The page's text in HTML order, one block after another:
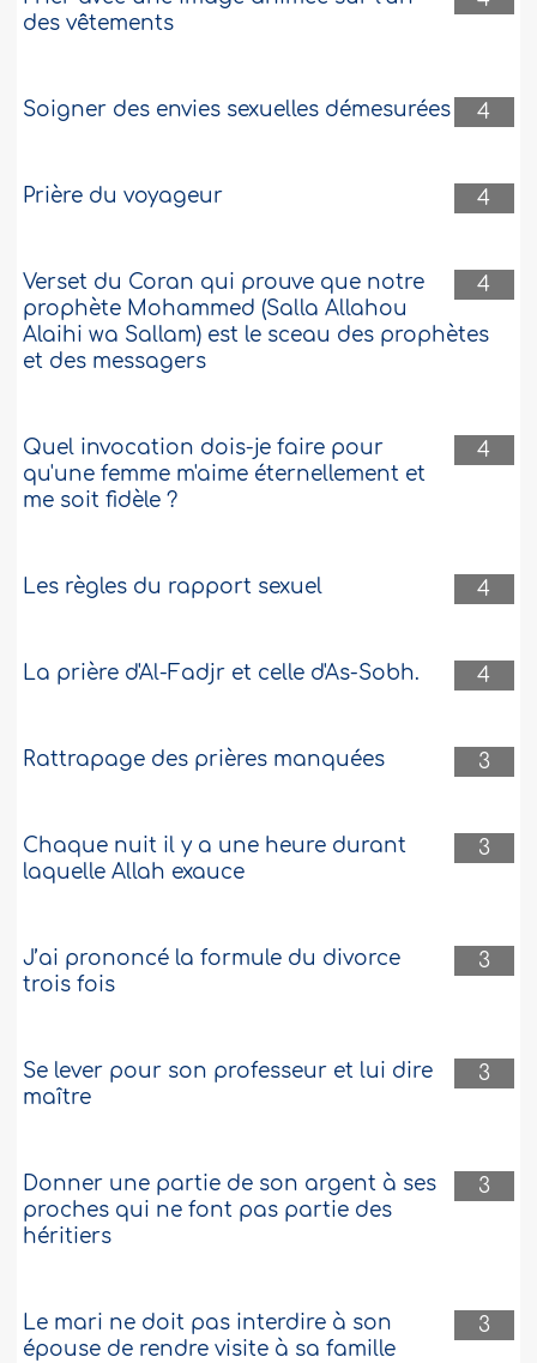
des vêtements
4
Soigner des envies sexuelles démesurées
4
Prière du voyageur
4
Verset du Coran qui prouve que notre
prophète Mohammed (Salla Allahou
Alaihi wa Sallam) est le sceau des prophètes
et des messagers
4
Quel invocation dois-je faire pour
qu'une femme m'aime éternellement et
me soit fidèle ?
4
Les règles du rapport sexuel
4
La prière d'Al-Fadjr et celle d'As-Sobh.
3
Rattrapage des prières manquées
3
Chaque nuit il y a une heure durant
laquelle Allah exauce
3
J’ai prononcé la formule du divorce
trois fois
3
Se lever pour son professeur et lui dire
maître
3
Donner une partie de son argent à ses
proches qui ne font pas partie des
héritiers
3
Le mari ne doit pas interdire à son
épouse de rendre visite à sa famille